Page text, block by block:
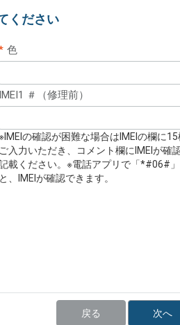
ください
色
IMEI1 ＃（修理前）
の確認が困難な場合はIMEIの欄に
ご入力いただき、コメント欄にIMEIが確
載ください。※電話アプリで「*#06#
と、IMEIが確認できます。
戻る 次へ